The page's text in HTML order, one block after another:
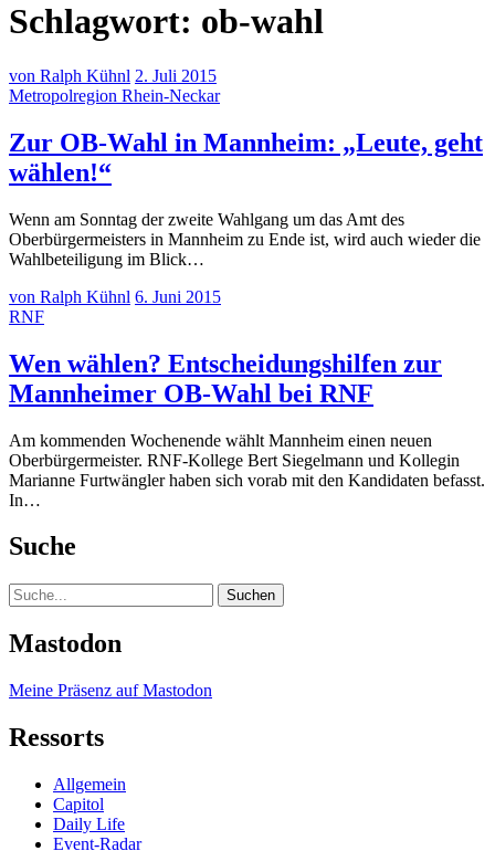
Schlagwort: ob-wahl
von Ralph Kühnl 2. Juli 2015
Metropolregion Rhein-Neckar
Zur OB-Wahl in Mannheim: „Leute, geht
wählen!“
Wenn am Sonntag der zweite Wahlgang um das Amt des
Oberbürgermeisters in Mannheim zu Ende ist, wird auch wieder die
Wahlbeteiligung im Blick…
von Ralph Kühnl 6. Juni 2015
RNF
Wen wählen? Entscheidungshilfen zur
Mannheimer OB-Wahl bei RNF
Am kommenden Wochenende wählt Mannheim einen neuen
Oberbürgermeister. RNF-Kollege Bert Siegelmann und Kollegin
Marianne Furtwängler haben sich vorab mit den Kandidaten befasst.
In…
Suche
Suche
Mastodon
Meine Präsenz auf Mastodon
Ressorts
Allgemein
Capitol
Daily Life
Event-Radar